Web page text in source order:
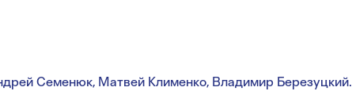
Семенюк, Матвей Клименко, Владимир Березуцкий.